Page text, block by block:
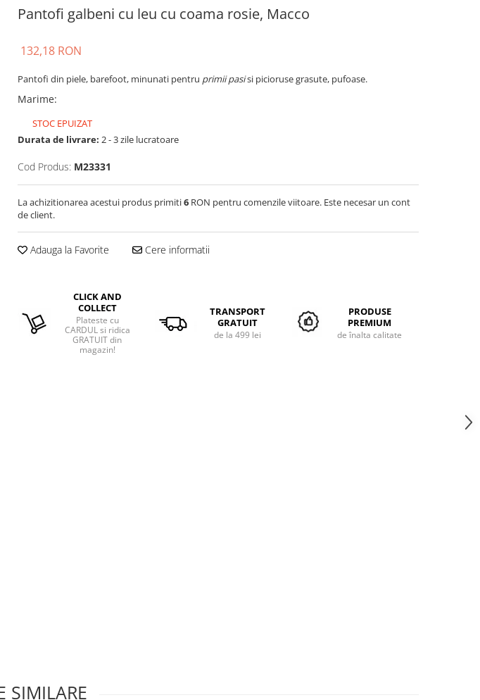
Pantofi galbeni cu leu cu coama rosie, Macco
132,18 RON
Pantofi din piele, barefoot, minunati pentru primii pasisi picioruse grasute, pufoase.
Marime:
STOC EPUIZAT
Durata de livrare: 2 - 3 zile lucratoare
Cod Produs: M23331
La achizitionarea acestui produs primiti6 RON pentru comenzile viitoare. Este necesar un cont
de client.
Adauga la Favorite Cere informatii
CLICK AND
COLLECT
Plateste cu
CARDUL si ridica
GRATUIT din
magazin!
TRANSPORT
GRATUIT
de la 499 lei
PRODUSE
PREMIUM
de înalta calitate
SIMILARE